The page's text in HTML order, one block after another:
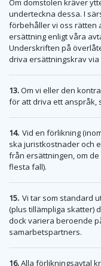
Om domstolen kräver
underteckna dessa. I
förbehåller vi oss rätten
ersättning enligt våra
Underskriften på
driva ersättningskrav
13.Om vi eller den
för att driva ett anspråk,
14. Vid en förlikning
ska juristkostnader och
från ersättningen, om
flesta fall).
15. Vi tar som standard
(plus tillämpliga skatter)
dock variera beroende
samarbetspartners.
16.Alla förlikningsavtal